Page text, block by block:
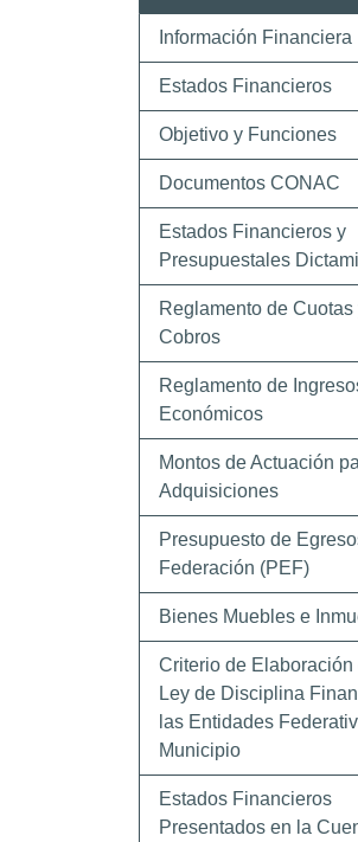
Información Financiera
Estados Financieros
Objetivo y Funciones
Documentos CONAC
Estados Financieros y
Presupuestales
Reglamento de Cuotas
Cobros
Reglamento de
Económicos
Montos de Actuación
Adquisiciones
Presupuesto de
Federación (PEF)
Bienes Muebles e
Criterio de Elaboración
Ley de Disciplina
las Entidades
Municipio
Estados Financieros
Presentados en la